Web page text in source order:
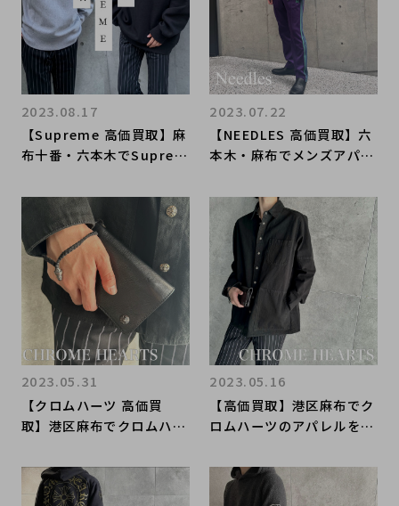
【Supreme 高価買取】麻
布十番・六本木でSuprem
ランドコレクト麻布十番へ
2023.08.17
【NEEDLES 高価買取】六
本木・麻布でメンズアパレ
クト麻布十番店へ
2023.07.22
【クロムハーツ 高価買
取】港区麻布でクロムハー
クト麻布十番へお越しくだ
さい！
2023.05.31
【高価買取】港区麻布でク
ロムハーツのアパレルを売
布十番へ
2023.05.16